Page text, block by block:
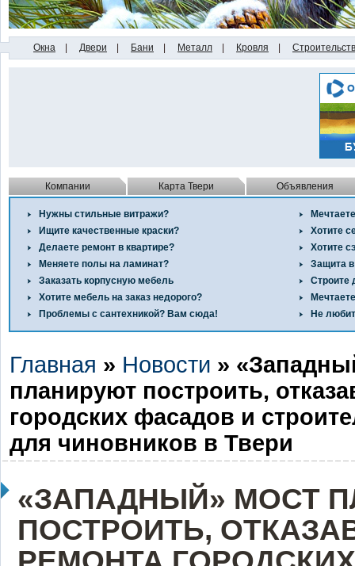
Окна Двери Бани Металл Кровля
Компании Карта Твери Объявления
Нужны стильные витражи?
Ищите качественные краски?
Делаете ремонт в квартире?
Меняете полы на ламинат?
Заказать корпусную мебель
Хотите мебель на заказ недорого?
Проблемы с сантехникой? Вам сюда!
Хотите
Хотите
Защита
Строите
Не
Главная » Новости »
планируют построить,
городских фасадов и
для чиновников в Твери
«ЗАПАДНЫЙ» МОСТ
ПОСТРОИТЬ,